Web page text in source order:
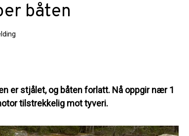
båten
er stjålet, og båten forlatt. Nå oppgir nær 1
tilstrekkelig mot tyveri.